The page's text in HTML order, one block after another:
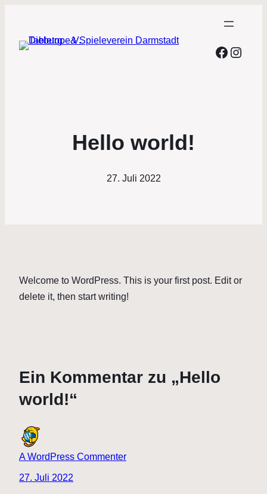
Hello world!
27. Juli 2022
Welcome to WordPress. This is your first post. Edit or
delete it, then start writing!
Ein Kommentar zu „Hello
world!“
A WordPress Commenter
27. Juli 2022